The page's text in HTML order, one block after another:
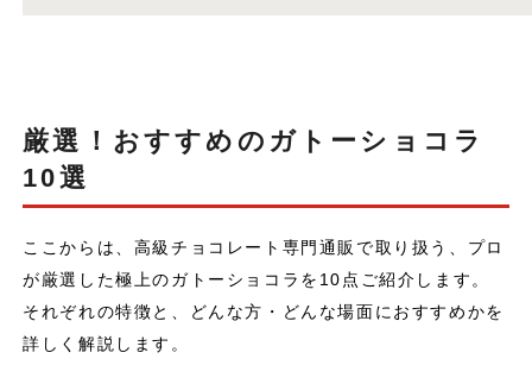
厳選！おすすめのガトーショコラ
10選
ここからは、高級チョコレート専門通販で取り扱う、プロ
が厳選した極上のガトーショコラを10点ご紹介します。
それぞれの特徴と、どんな方・どんな場面におすすめかを
詳しく解説します。